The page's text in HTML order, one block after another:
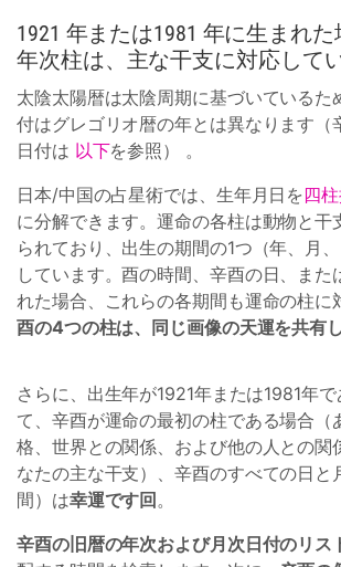
1921 年または1981 年に生まれ
年次柱は、主な干支に対応してい
太陰太陽暦は太陰周期に基づいているた
付はグレゴリオ暦の年とは異なります（
日付は 以下を参照） 。
日本/中国の占星術では、生年月日を 四
に分解できます。運命の各柱は動物と干
られており、出生の期間の1つ（年、月
しています。酉の時間、辛酉の日、また
れた場合、これらの各期間も運命の柱に
酉の4つの柱は、同じ画像の天運を共有
さらに、出生年が1921年または1981年
て、辛酉が運命の最初の柱である場合（
格、世界との関係、および他の人との関
なたの主な干支）、辛酉のすべての日と
間）は幸運です回 。
辛酉の旧暦の年次および月次日付のリス